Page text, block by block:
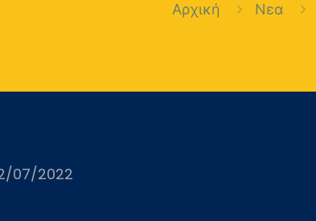
Αρχική Νεα
07/2022